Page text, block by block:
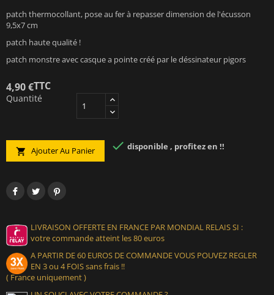
patch thermocollant, pose au fer à repasser dimension de l'écusson
9,5x7 cm
patch haute qualité !
patch monstre avec casque a pointe créé par le déssinateur pigors
4,90 €TTC
Quantité
 Ajouter Au Panier  disponible , profitez en !!
LIVRAISON OFFERTE EN FRANCE PAR MONDIAL RELAIS SI :
votre commande atteint les 80 euros
A PARTIR DE 60 EUROS DE COMMANDE VOUS POUVEZ REGLER
EN 3 ou 4 FOIS sans frais !!
( France uniquement )